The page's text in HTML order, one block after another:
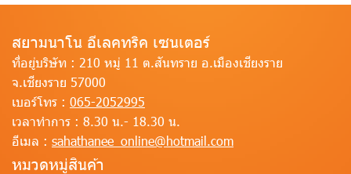
สยามนาโน อีเลคทริค เซนเตอร์
ที่อยู่บริษัท : 210 หมู่ 11 ต.สันทราย อ.เมืองเชียงราย
จ.เชียงราย 57000
เบอร์โทร : 065-2052995
เวลาทำการ : 8.30 น.- 18.30 น.
อีเมล : sahathanee_online@hotmail.com
หมวดหมู่สินค้า